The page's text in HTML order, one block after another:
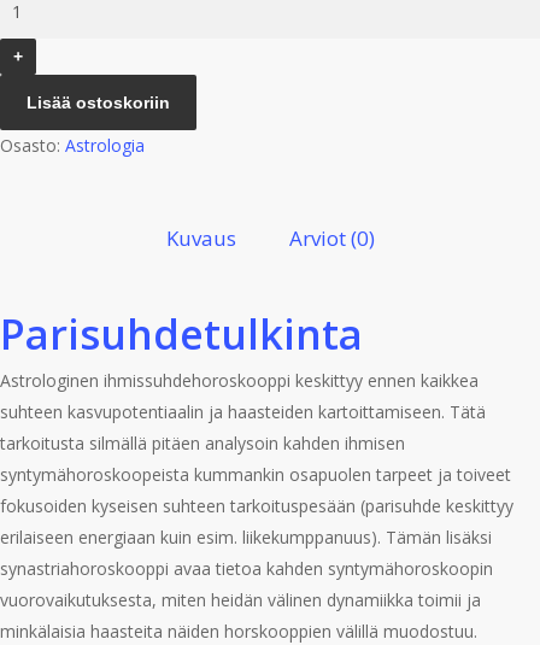
Lisää ostoskoriin
Osasto: Astrologia
Kuvaus Arviot (0)
Parisuhdetulkinta
Astrologinen ihmissuhdehoroskooppi keskittyy ennen kaikkea
suhteen kasvupotentiaalin ja haasteiden kartoittamiseen. Tätä
tarkoitusta silmällä pitäen analysoin kahden ihmisen
syntymähoroskoopeista kummankin osapuolen tarpeet ja toiveet
fokusoiden kyseisen suhteen tarkoituspesään (parisuhde keskittyy
erilaiseen energiaan kuin esim. liikekumppanuus). Tämän lisäksi
synastriahoroskooppi avaa tietoa kahden syntymähoroskoopin
vuorovaikutuksesta, miten heidän välinen dynamiikka toimii ja
minkälaisia haasteita näiden horskooppien välillä muodostuu.